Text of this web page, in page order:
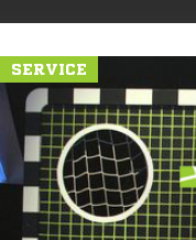
SERVICE